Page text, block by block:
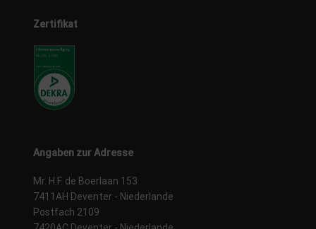
Zertifikat
Angaben zur Adresse
Mr. H.F. de Boerlaan 153
7411AH Deventer - Niederlande
Postfach 2109